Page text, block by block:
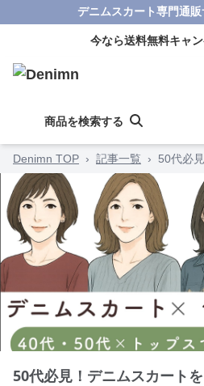
デニムスカート専門通
今なら送料無料キャ
商品を検索する
Denimn TOP › 記事一覧 › 50代必
50代必見！デニムスカート